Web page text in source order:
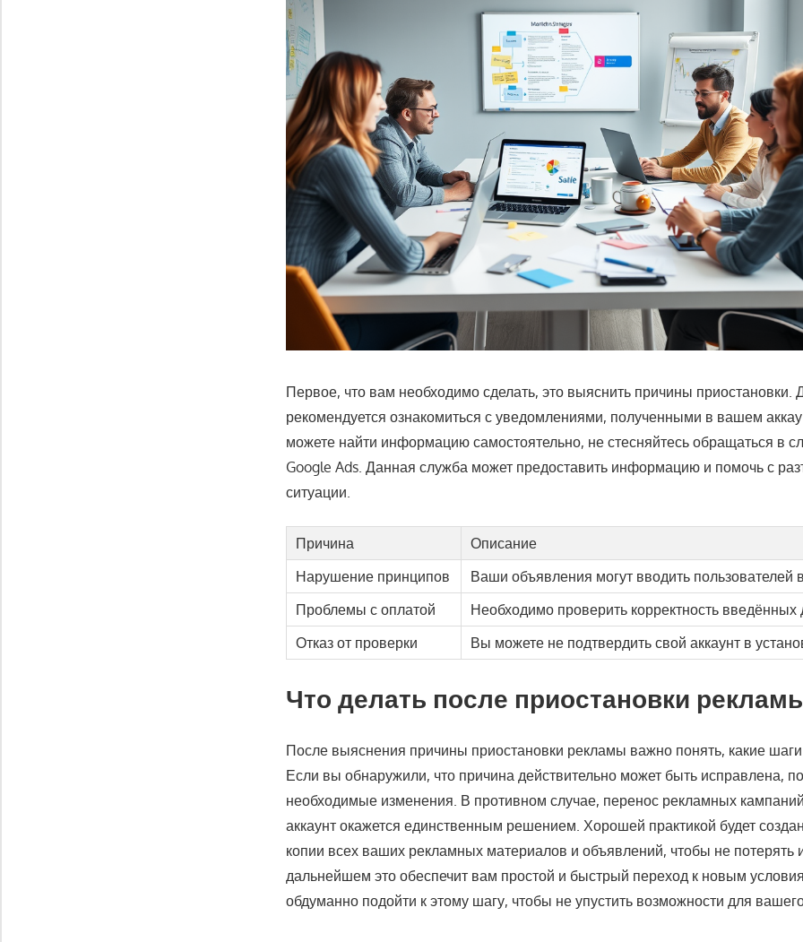
Первое, что вам необходимо сделать, это выяснить причины приостановки.
рекомендуется ознакомиться с уведомлениями, полученными в вашем
можете найти информацию самостоятельно, не стесняйтесь обращаться в
Google Ads. Данная служба может предоставить информацию и помочь с
ситуации.
Причина
Описание
Нарушение принципов
Ваши объявления могут вводить пользователей
Проблемы с оплатой
Необходимо проверить корректность введённых
Отказ от проверки
Вы можете не подтвердить свой аккаунт в
Что делать после приостановки
После выяснения причины приостановки рекламы важно понять, какие
Если вы обнаружили, что причина действительно может быть исправлена,
необходимые изменения. В противном случае, перенос рекламных
аккаунт окажется единственным решением. Хорошей практикой будет
копии всех ваших рекламных материалов и объявлений, чтобы не потерять
дальнейшем это обеспечит вам простой и быстрый переход к новым
обдуманно подойти к этому шагу, чтобы не упустить возможности для